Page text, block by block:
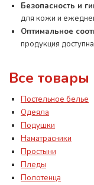
Безопасность и
для кожи и
Оптимальное
продукция
Все
Постельное белье
Одеяла
Подушки
Наматрасники
Простыни
Пледы
Полотенца